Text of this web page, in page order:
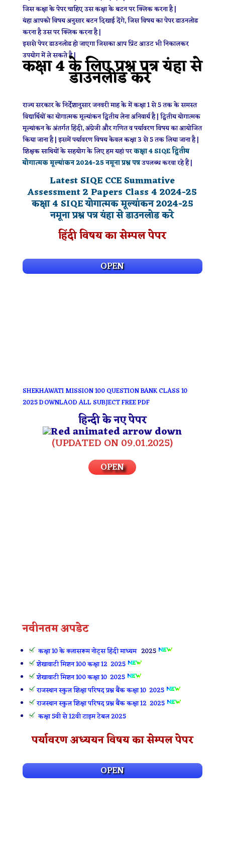
जिस कक्षा के पेपर चाहिए उस कक्षा के बटन पर क्लिक करना है |
यंहा आपको विषय अनुसार बटन दिखाई देंगे, जिस विषय का पेपर डाउनलोड
करना है उस पर क्लिक करना है |
इससे पेपर डाउनलोड हो जाएगा जिसका आप प्रिंट आउट भी निकालकर
उपयोग में ले सकते है |
कक्षा 4 के लिए प्रश्न पत्र यंहा से
डाउनलोड करे
राज्य सरकार के निर्देशानुसार जनवरी माह के में कक्षा 1 से 5 तक के समस्त
विद्यार्थियों का योगात्मक मूल्यांकन द्वितीय लेना अनिवार्य है | द्वितीय योगात्मक
मूल्यांकन के अंतर्गत हिंदी, अंग्रेजी और गणित व पर्यावरण विषय का आयोजित
किया जाना है | इसमें पर्यावरण विषय केवल कक्षा 3 से 5 तक लिया जाना है |
शिक्षक साथियों के सहयोग के लिए हम यहां परकक्षा 4 SIQE द्वितीय
योगात्मक मूल्यांकन2024-25नमूना प्रश्न पत्रउपलब्ध करवा रहे हैं |
Latest SIQE CCE Summative
Assessment 2 Papers Class 42024-25
कक्षा 4 SIQE योगात्मक मूल्यांकन2024-25
नमूना प्रश्न पत्र यंहा से डाउनलोड करे
हिंदी विषय का सेम्पल पेपर
OPEN
SHEKHAWATI MISSION 100 QUESTION BANK CLASS 10
2025 DOWNLAOD ALL SUBJECT FREE PDF
हिन्दी के नए पेपर
(UPDATED ON 09.01.2025)
OPEN
नवीनतम अपडेट
कक्षा 10 के क्लासरूम नोट्स हिंदी माध्यम 2025
शेखावाटी मिशन 100 कक्षा 12 2025
शेखावाटी मिशन 100 कक्षा 10 2025
राजस्थान स्कुल शिक्षा परिषद प्रश्न बैंक कक्षा 10 2025
राजस्थान स्कुल शिक्षा परिषद प्रश्न बैंक कक्षा 12 2025
कक्षा 5वी से 12वी टाइम टेबल 2025
पर्यावरण अध्ययन विषय का सेम्पल पेपर
OPEN